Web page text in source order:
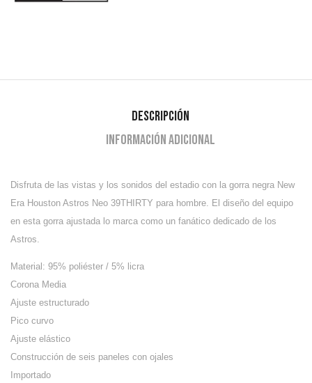
Descripción
Información adicional
Disfruta de las vistas y los sonidos del estadio con la gorra negra New
Era Houston Astros Neo 39THIRTY para hombre. El diseño del equipo
en esta gorra ajustada lo marca como un fanático dedicado de los
Astros.
Material: 95% poliéster / 5% licra
Corona Media
Ajuste estructurado
Pico curvo
Ajuste elástico
Construcción de seis paneles con ojales
Importado